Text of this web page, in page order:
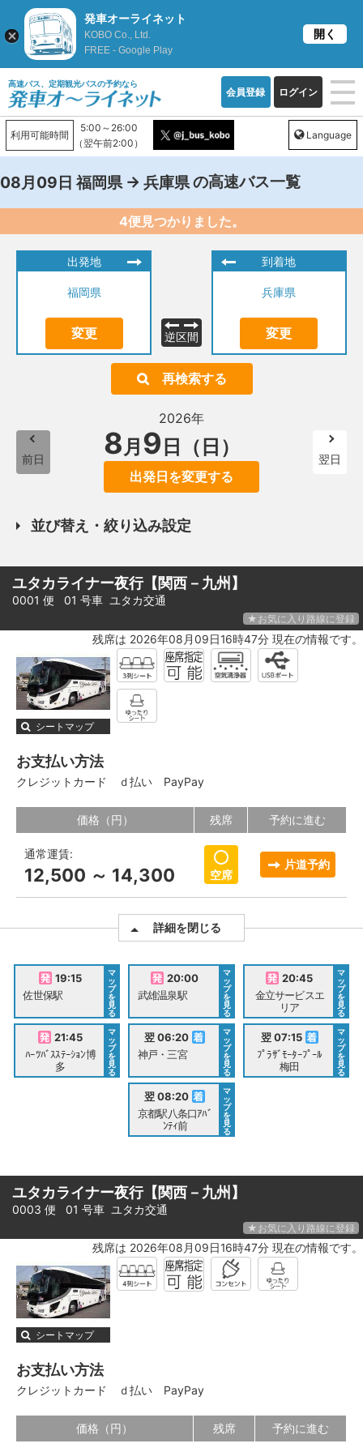
高速バス、定期観光バスの予約なら
会員登録 ログイン
利用可能時間
5:00～26:00
（翌午前2:00）
Language
08月09日福岡県 → 兵庫県の高速バス一覧
4便見つかりました。
出発地
福岡県
変更 逆区間
到着地
兵庫県
変更
再検索する
前日
2026年
8月 9 日（日）
出発日を変更する
翌日
並び替え・絞り込み設定
ユタカライナー夜行【関西－九州】
0001 便 01 号車 ユタカ交通
★お気に入り路線に登録
残席は 2026年08月09日16時47分 現在の情報です。
シートマップ
お支払い方法
クレジットカード ｄ払い PayPay
価格（円） 残席 予約に進む
通常運賃:
12,500 ～ 14,300 空席
片道予約
詳細を閉じる
19:15
佐世保駅
マ
ッ
プ
を
見
る
20:00
武雄温泉駅
マ
ッ
プ
を
見
る
20:45
金立サービスエ
リア
マ
ッ
プ
を
見
る
21:45
ﾊｰﾂﾊﾞｽｽﾃｰｼｮﾝ博
多
マ
ッ
プ
を
見
る
翌 06:20
神戸・三宮
マ
ッ
プ
を
見
る
翌 07:15
ﾌﾟﾗｻﾞﾓｰﾀｰﾌﾟｰﾙ
梅田
マ
ッ
プ
を
見
る
翌 08:20
京都駅八条口ｱﾊﾞ
ﾝﾃｨ前
マ
ッ
プ
を
見
る
ユタカライナー夜行【関西－九州】
0003 便 01 号車 ユタカ交通
★お気に入り路線に登録
残席は 2026年08月09日16時47分 現在の情報です。
シートマップ
お支払い方法
クレジットカード ｄ払い PayPay
価格（円） 残席 予約に進む
発車オーライネット
KOBO Co., Ltd.
FREE - Google Play
開く